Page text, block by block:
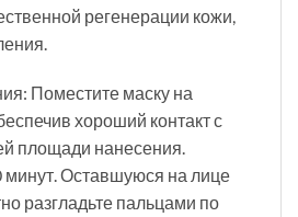
регенерации кожи,
Поместите маску на
хороший контакт с
площади нанесения.
минут. Оставшуюся на лице
разгладьте пальцами по